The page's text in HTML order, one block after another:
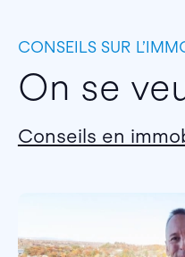
CONSEILS SUR
On se
Conseils en